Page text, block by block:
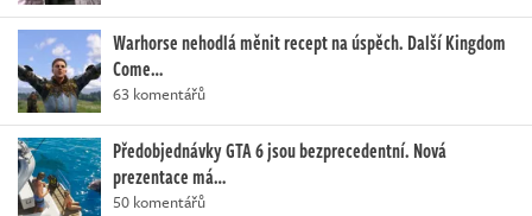
Warhorse nehodlá měnit recept na úspěch. Další Kingdom
Come…
63 komentářů
Předobjednávky GTA 6 jsou bezprecedentní. Nová
prezentace má…
50 komentářů